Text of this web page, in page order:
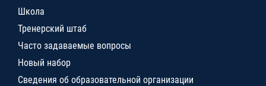
Школа
Тренерский штаб
Часто задаваемые вопросы
Новый набор
Сведения об образовательной организации